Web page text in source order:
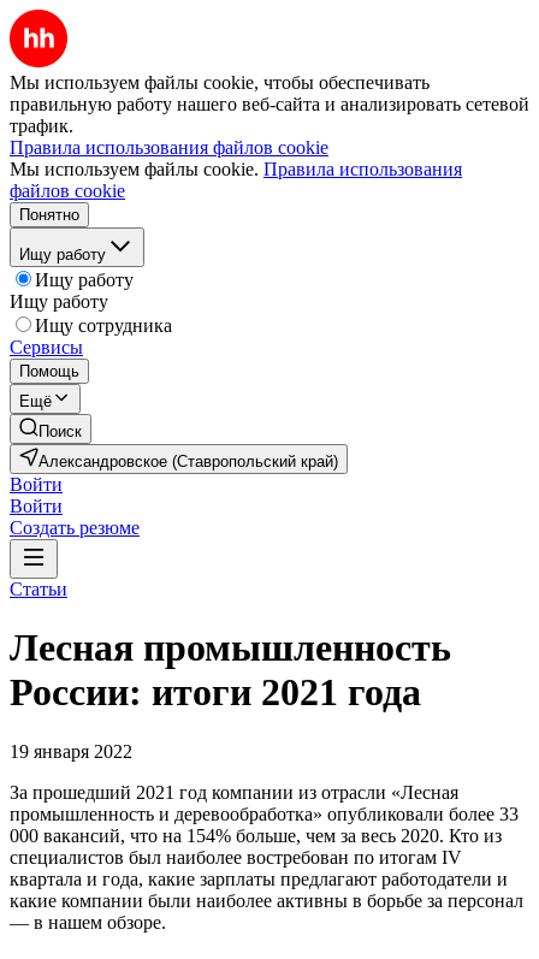
Мы используем файлы cookie, чтобы обеспечивать
правильную работу нашего веб-сайта и анализировать сетевой
трафик.
Правила использования файлов cookie
Мы используем файлы cookie. Правила использования
файлов cookie
Понятно
Ищу работу
Ищу работу
Ищу работу
Ищу сотрудника
Сервисы
Помощь
Ещё
Поиск
Александровское (Ставропольский край)
Войти
Войти
Создать резюме
Статьи
Лесная промышленность
России: итоги 2021 года
19 января 2022
За прошедший 2021 год компании из отрасли «Лесная
промышленность и деревообработка» опубликовали более 33
000 вакансий, что на 154% больше, чем за весь 2020. Кто из
специалистов был наиболее востребован по итогам IV
квартала и года, какие зарплаты предлагают работодатели и
какие компании были наиболее активны в борьбе за персонал
— в нашем обзоре.